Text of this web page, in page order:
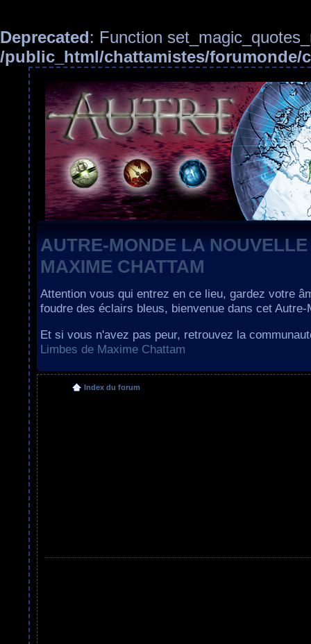
Deprecated: Function
/public_html/chattamistes/forumonde/
AUTRE-MONDE LA
MAXIME CHATTAM
Attention vous qui entrez en ce lieu, gardez votre
foudre des éclairs bleus, bienvenue dans cet Autre-
Et si vous n'avez pas peur, retrouvez la
Limbes de Maxime Chattam
Index du forum